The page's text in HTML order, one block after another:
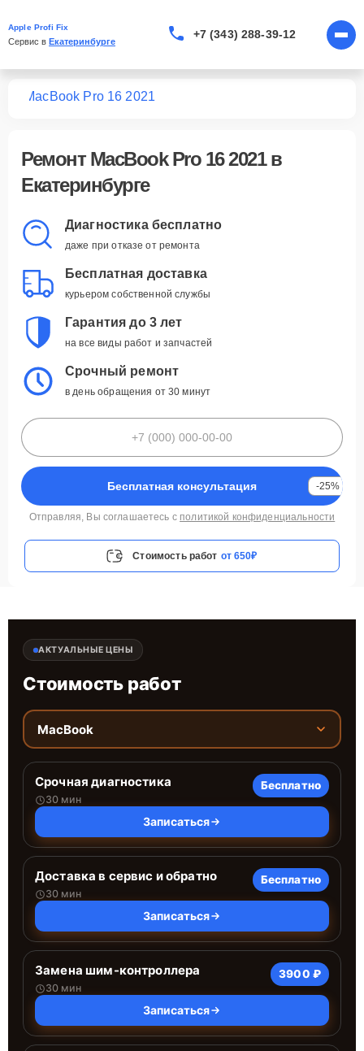
Apple Profi Fix
Сервис в Екатеринбурге
+7 (343) 288-39-12
MacBook Pro 16 2021
Ремонт MacBook Pro 16 2021в
Екатеринбурге
Диагностика бесплатно
даже при отказе от ремонта
Бесплатная доставка
курьером собственной службы
Гарантия до 3 лет
на все виды работ и запчастей
Срочный ремонт
в день обращения от 30 минут
Бесплатная консультация -25%
Отправляя, Вы соглашаетесь с политикой конфиденциальности
Стоимость работ от 650₽
АКТУАЛЬНЫЕ ЦЕНЫ
Стоимость работ
MacBook
Срочная диагностика
30 мин
Бесплатно
Записаться
Доставка в сервис и обратно
30 мин
Бесплатно
Записаться
Замена шим-контроллера
30 мин
3900 ₽
Записаться